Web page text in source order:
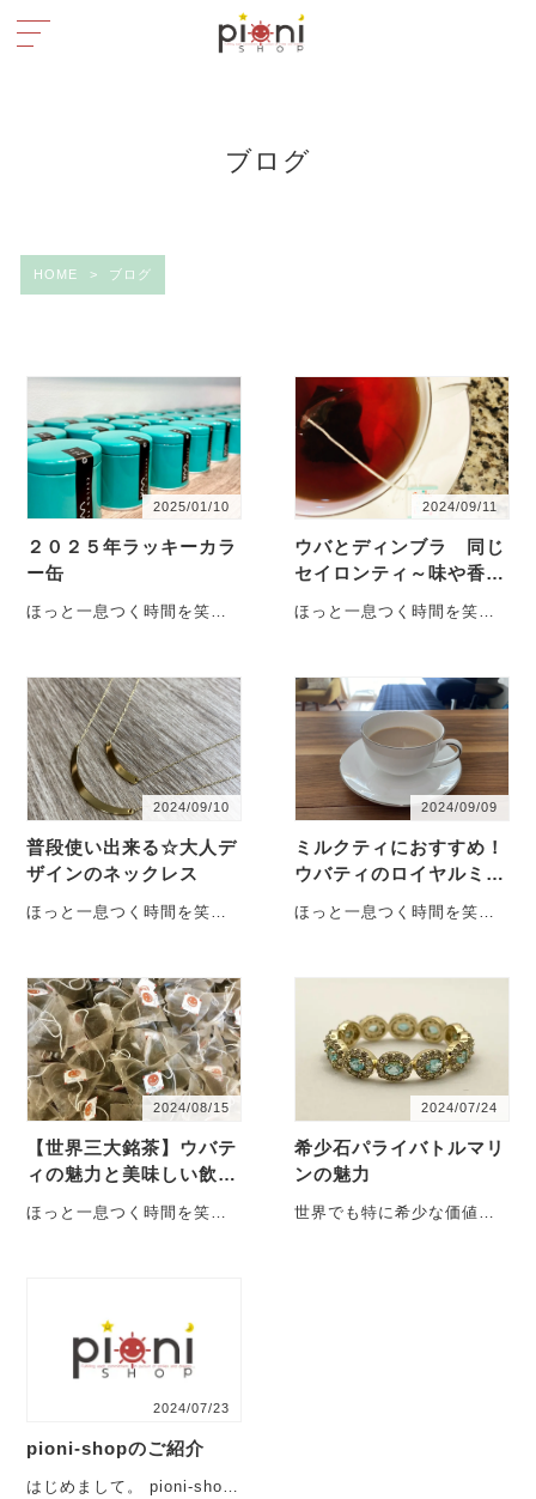
ブログ
HOME > ブログ
2025/01/10
２０２５年ラッキーカラ
ー缶
ほっと一息つく時間を笑顔
2024/09/11
ウバとディンブラ 同じ
セイロンティ～味や香
り 何が違うの？
ほっと一息つく時間を笑顔
2024/09/10
普段使い出来る☆大人デ
ザインのネックレス
ほっと一息つく時間を笑顔
2024/09/09
ミルクティにおすすめ！
ウバティのロイヤルミル
クティの美味しい淹れ方
ほっと一息つく時間を笑顔
2024/08/15
【世界三大銘茶】ウバテ
ィの魅力と美味しい飲み
ほっと一息つく時間を笑顔
2024/07/24
希少石パライバトルマリ
ンの魅力
世界でも特に希少な価値を
2024/07/23
pioni-shopのご紹介
はじめまして。 pioni-shop